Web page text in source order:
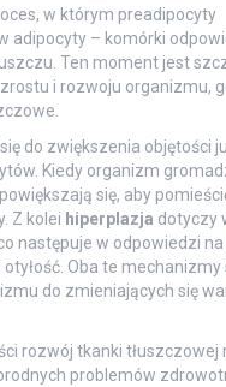
w którym preadipocyty
adipocyty – komórki
Ten moment jest
i rozwoju organizmu,
do zwiększenia objętości
Kiedy organizm
się, aby
Z kolei hiperplazja dotyczy
następuje w odpowiedzi na
Oba te
do zmieniających się
rozwój tkanki tłuszczowej
problemów